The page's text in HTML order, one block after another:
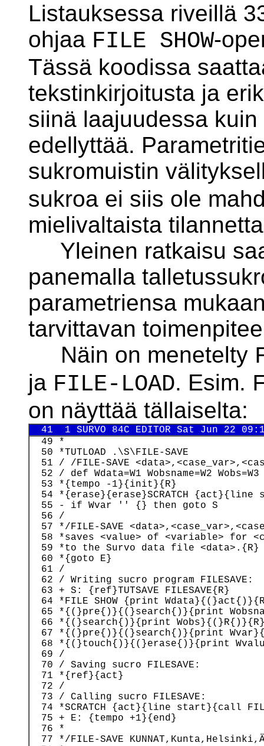
Listauksessa riveillä
ohjaa FILE SHOW-
Tässä koodissa
tekstinkirjoitusta ja
siinä laajuudessa
edellyttää.
sukromuistin
sukroa ei siis ole
mielivaltaista
Yleinen ratkaisu
panemalla
parametriensa
tarvittavan
Näin on menetelty
ja FILE-LOAD. Esim.
on näyttää tällaiselta:
41  1 SURVO 84C EDITOR Sat Jun 22
  49 *
  50 *TUTLOAD .\S\FILE-SAVE
51 / /FILE-SAVE
52 / def Wdata=W1 Wobsname=W2 Wobs=W3
  53 *{tempo -1}{init}{R}
54 *{erase}{erase}SCRATCH {act}{line
  55 - if Wvar '' {} then goto S
  56 /
57 */FILE-SAVE
58 *saves <value> of <variable> for
  59 *to the Survo data file <data>.{R}
  60 *{goto E}
  61 /
  62 / Writing sucro program FILESAVE:
  63 + S: {ref}TUTSAVE FILESAVE{R}
64 *FILE SHOW {print
65 *{(}pre{)}{(}search{)}{print
66 *{(}search{)}{print
67 *{(}pre{)}{(}search{)}{print
68 *{(}touch{)}{(}erase{)}{print
  69 /
  70 / Saving sucro FILESAVE:
  71 *{ref}{act}
  72 /
  73 / Calling sucro FILESAVE:
74 *SCRATCH {act}{line start}{call
  75 + E: {tempo +1}{end}
  76 *
77 */FILE-SAVE